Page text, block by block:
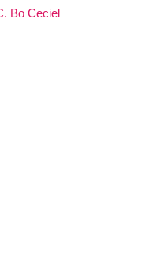
Bo Ceciel